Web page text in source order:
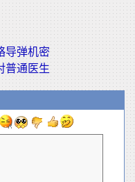
导弹机密
普通医生